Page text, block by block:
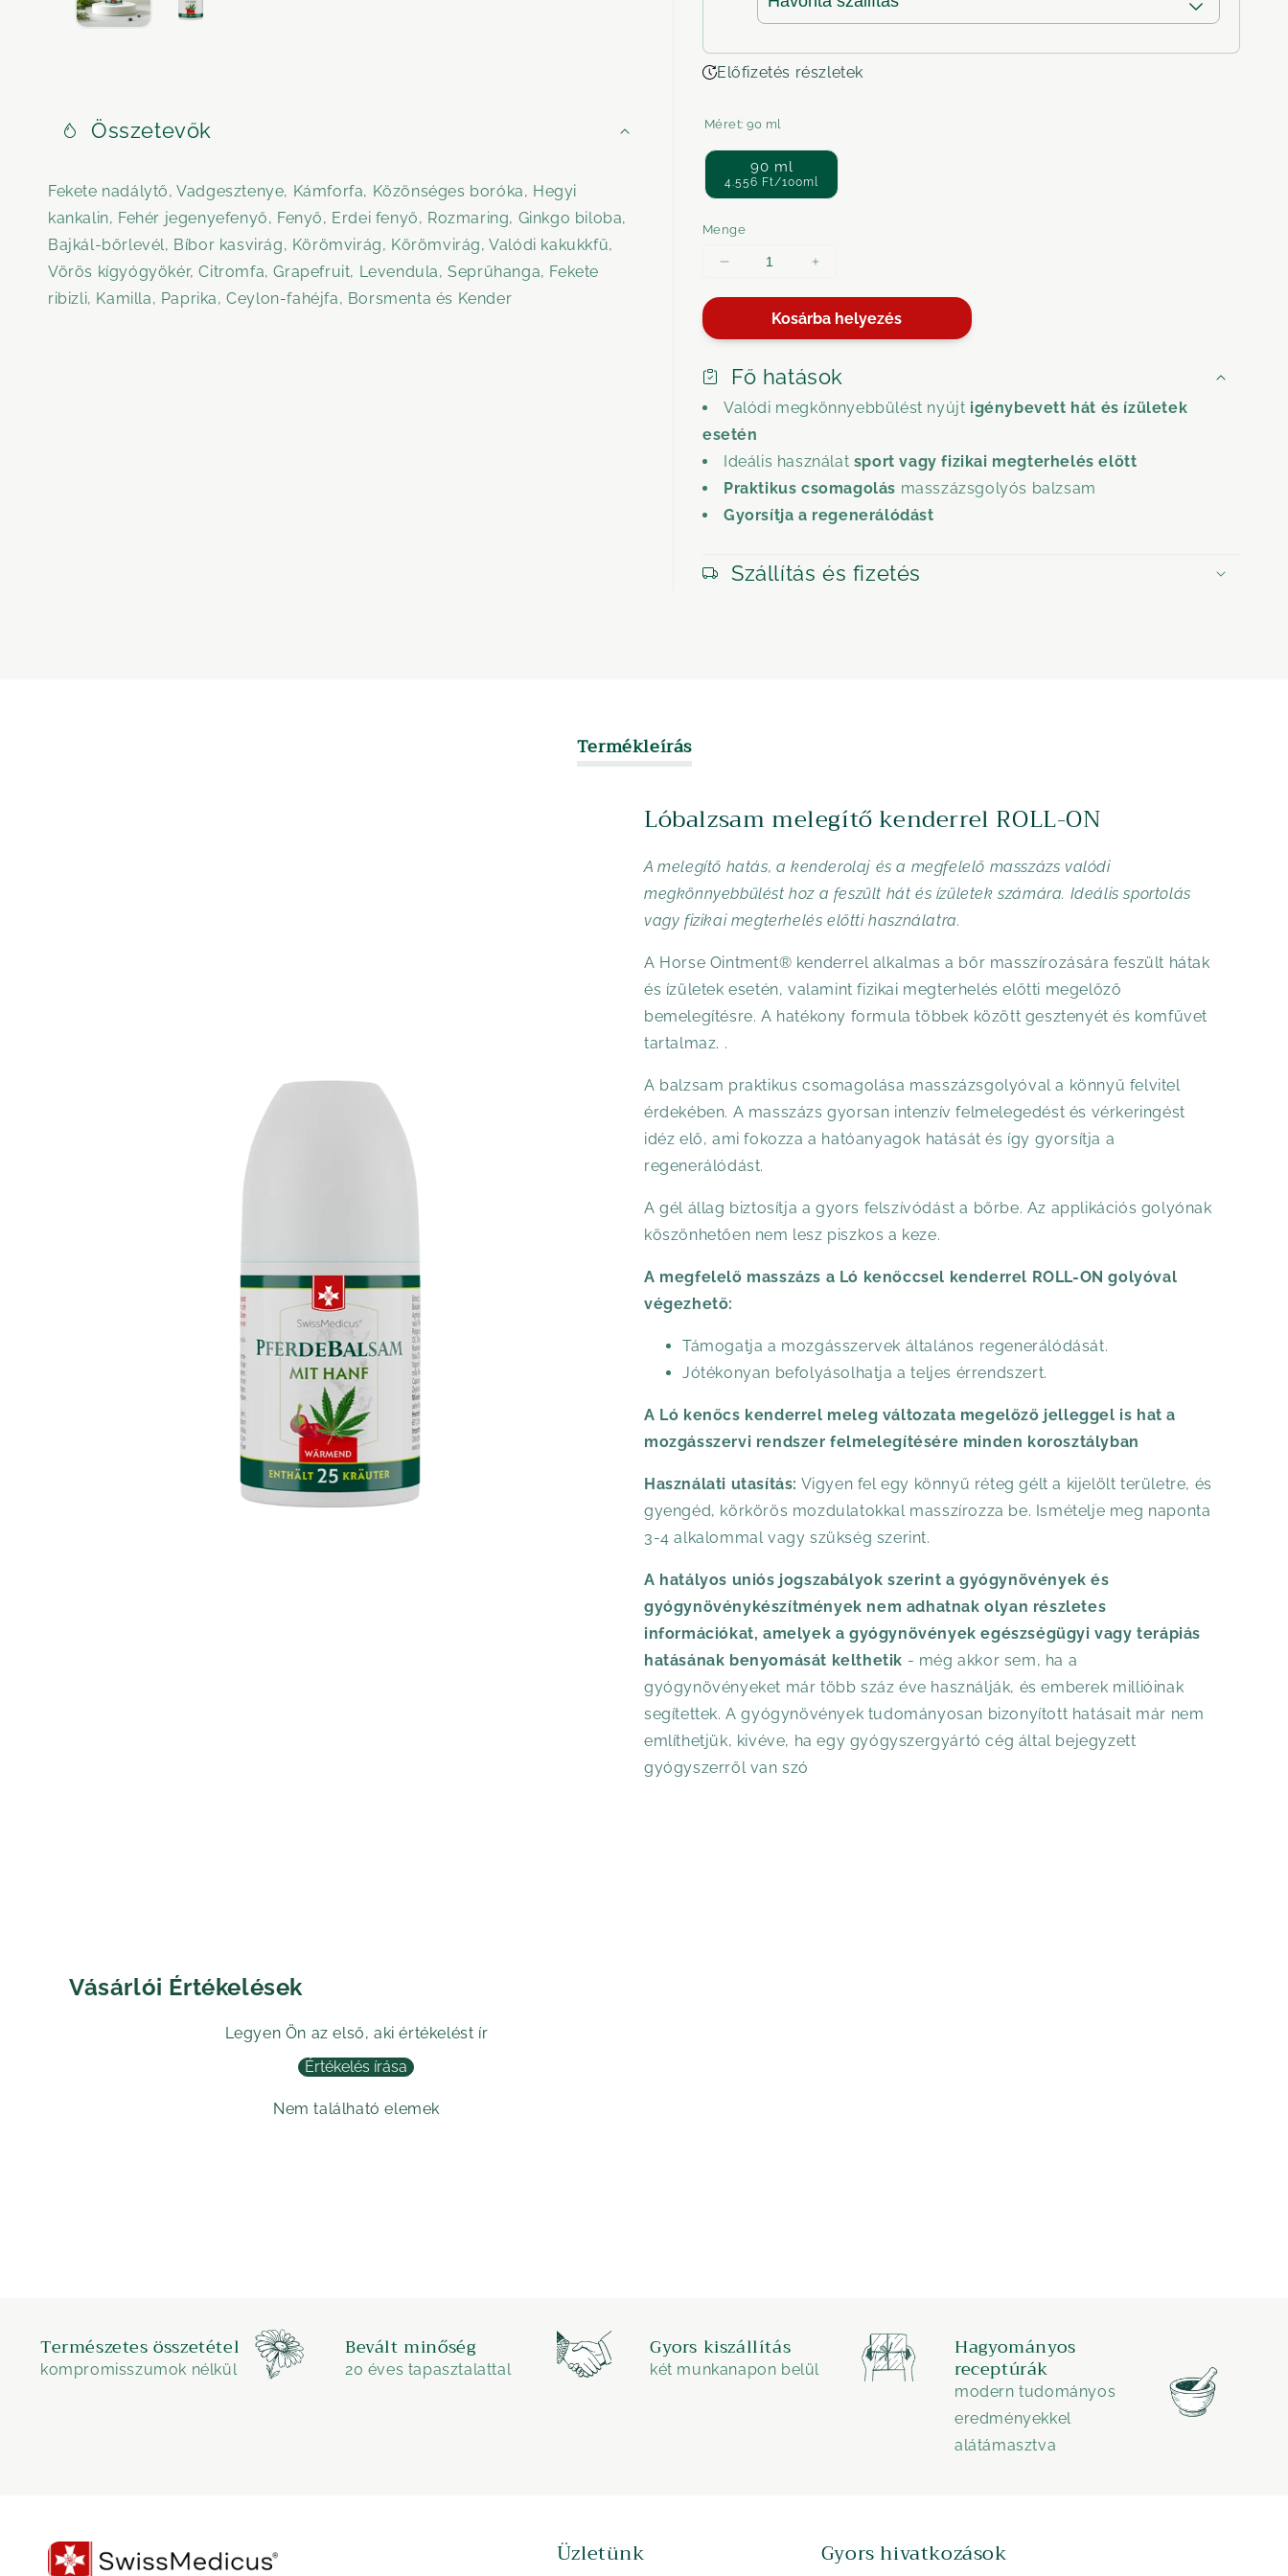
Összetevők
Fekete nadálytő, Vadgesztenye, Kámforfa, Közönséges boróka, Hegyi
kankalin, Fehér jegenyefenyő, Fenyő, Erdei fenyő, Rozmaring, Ginkgo biloba,
Bajkál-bőrlevél, Bíbor kasvirág, Körömvirág, Körömvirág, Valódi kakukkfű,
Vörös kígyógyökér, Citromfa, Grapefruit, Levendula, Seprűhanga, Fekete
ribizli, Kamilla, Paprika, Ceylon-fahéjfa, Borsmenta és Kender
Előfizetés részletek
Méret: 90 ml
90 ml
4.556 Ft/100ml
Menge
Menge
Lóbalzsam
melegítő
ROLL-
ON
verringern
Menge
Lóbalzsam
melegítő
ROLL-
ON
erhöhen
Kosárba helyezés
Fő hatások
Valódi megkönnyebbülést nyújt igénybevett hát és ízületek
esetén
Ideális használat sport vagy fizikai megterhelés előtt
Praktikus csomagolás masszázsgolyós balzsam
Gyorsítja a regenerálódást
Szállítás és fizetés
Termékleírás
Lóbalzsam melegítő kenderrel ROLL-ON
A melegítő hatás, a kenderolaj és a megfelelő masszázs valódi
megkönnyebbülést hoz a feszült hát és ízületek számára. Ideális sportolás
vagy fizikai megterhelés előtti használatra.
A Horse Ointment® kenderrel alkalmas a bőr masszírozására feszült hátak
és ízületek esetén, valamint fizikai megterhelés előtti megelőző
bemelegítésre. A hatékony formula többek között gesztenyét és komfűvet
tartalmaz. .
A balzsam praktikus csomagolása masszázsgolyóval a könnyű felvitel
érdekében. A masszázs gyorsan intenzív felmelegedést és vérkeringést
idéz elő, ami fokozza a hatóanyagok hatását és így gyorsítja a
regenerálódást.
A gél állag biztosítja a gyors felszívódást a bőrbe. Az applikációs golyónak
köszönhetően nem lesz piszkos a keze.
A megfelelő masszázs a Ló kenőccsel kenderrel ROLL-ON golyóval
végezhető:
Támogatja a mozgásszervek általános regenerálódását.
Jótékonyan befolyásolhatja a teljes érrendszert.
A Ló kenőcs kenderrel meleg változata megelőző jelleggel is hat a
mozgásszervi rendszer felmelegítésére minden korosztályban
Használati utasítás: Vigyen fel egy könnyű réteg gélt a kijelölt területre, és
gyengéd, körkörös mozdulatokkal masszírozza be. Ismételje meg naponta
3-4 alkalommal vagy szükség szerint.
A hatályos uniós jogszabályok szerint a gyógynövények és
gyógynövénykészítmények nem adhatnak olyan részletes
információkat, amelyek a gyógynövények egészségügyi vagy terápiás
hatásának benyomását kelthetik - még akkor sem, ha a
gyógynövényeket már több száz éve használják, és emberek millióinak
segítettek. A gyógynövények tudományosan bizonyított hatásait már nem
említhetjük, kivéve, ha egy gyógyszergyártó cég által bejegyzett
gyógyszerről van szó
Vásárlói Értékelések
Legyen Ön az első, aki értékelést ír
Értékelés írása
Nem található elemek
Természetes összetétel
kompromisszumok nélkül
Bevált minőség
20 éves tapasztalattal
Gyors kiszállítás
két munkanapon belül
Hagyományos
receptúrák
modern tudományos
eredményekkel
alátámasztva
Üzletünk Gyors hivatkozások